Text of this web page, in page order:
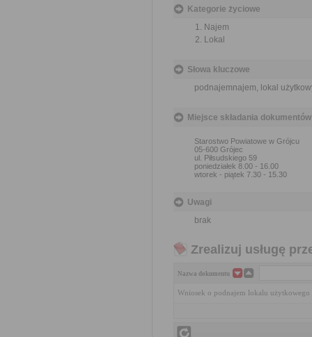
Kategorie życiowe
Najem
Lokal
Słowa kluczowe
podnajemnajem, lokal
Miejsce składania dokumentów
Starostwo Powiatowe w Grójcu
05-600 Grójec
ul. Piłsudskiego 59
poniedziałek 8.00 - 16.00
wtorek - piątek 7.30 - 15.30
Uwagi
brak
Zrealizuj usługę
Nazwa dokumentu
Wniosek o podnajem lokalu użytkowego